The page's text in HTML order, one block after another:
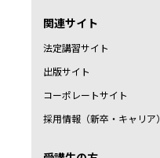
関連サイト
法定講習サイト
出版サイト
コーポレートサイト
採用情報（新卒・キャリア）